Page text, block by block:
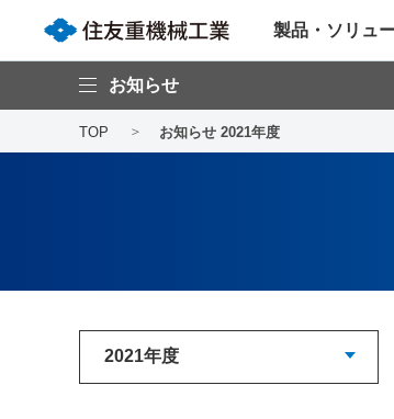
製品・ソリュ
お知らせ
TOP お知らせ 2021年度